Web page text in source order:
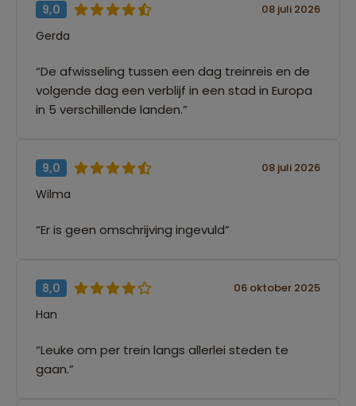
9,0 08 juli 2026
Gerda
“De afwisseling tussen een dag treinreis en de
volgende dag een verblijf in een stad in Europa
in 5 verschillende landen.”
9,0 08 juli 2026
Wilma
“Er is geen omschrijving ingevuld”
8,0 06 oktober 2025
Han
“Leuke om per trein langs allerlei steden te
gaan.”